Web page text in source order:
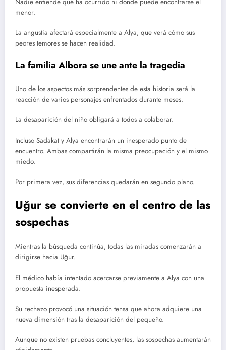
menor.
La angustia afectará especialmente a Alya, que verá cómo sus
peores temores se hacen realidad.
La familia Albora se une ante la tragedia
Uno de los aspectos más sorprendentes de esta historia será la
reacción de varios personajes enfrentados durante meses.
La desaparición del niño obligará a todos a colaborar.
Incluso Sadakat y Alya encontrarán un inesperado punto de
encuentro. Ambas compartirán la misma preocupación y el mismo
miedo.
Por primera vez, sus diferencias quedarán en segundo plano.
Uğur se convierte en el centro de las
sospechas
Mientras la búsqueda continúa, todas las miradas comenzarán a
dirigirse hacia Uğur.
El médico había intentado acercarse previamente a Alya con una
propuesta inesperada.
Su rechazo provocó una situación tensa que ahora adquiere una
nueva dimensión tras la desaparición del pequeño.
Aunque no existen pruebas concluyentes, las sospechas aumentarán